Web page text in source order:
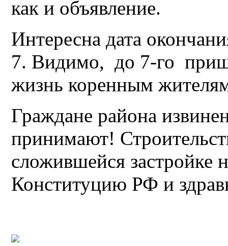
как и объявление.
Интересна дата
7. Видимо, до 7-го
жизнь коренным
Граждане района
принимают!
сложившейся застройке
Конституцию РФ и